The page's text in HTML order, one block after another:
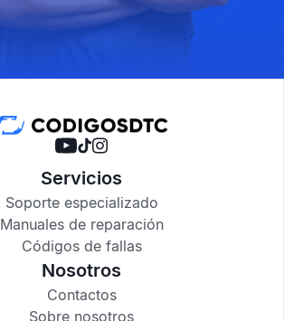
Servicios
Soporte especializado
Manuales de reparación
Códigos de fallas
Nosotros
Contactos
Sobre nosotros